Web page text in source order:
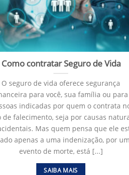
Como contratar Seguro de Vida
O seguro de vida oferece segurança
para você, sua família ou para
indicadas por quem o contrata
de falecimento, seja por causas
Mas quem pensa que ele
apenas a uma indenização, por um
evento de morte, está [...]
SAIBA MAIS